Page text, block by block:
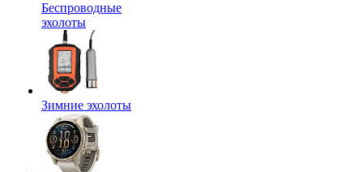
Беспроводные
эхолоты
Зимние эхолоты